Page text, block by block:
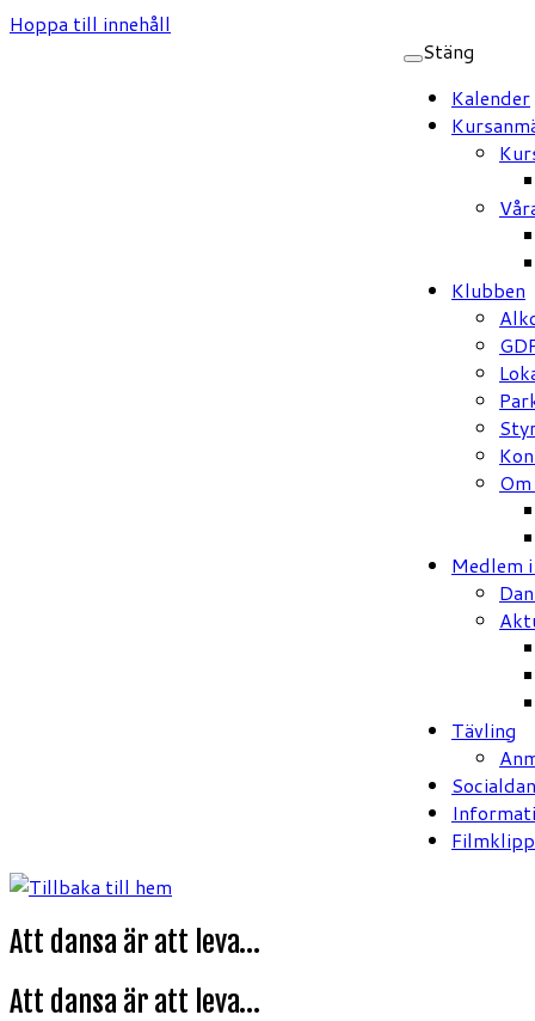
Hoppa till innehåll
Stäng
Kalender
Klubben
Medlem
Tävling
Att dansa är att leva…
Att dansa är att leva…